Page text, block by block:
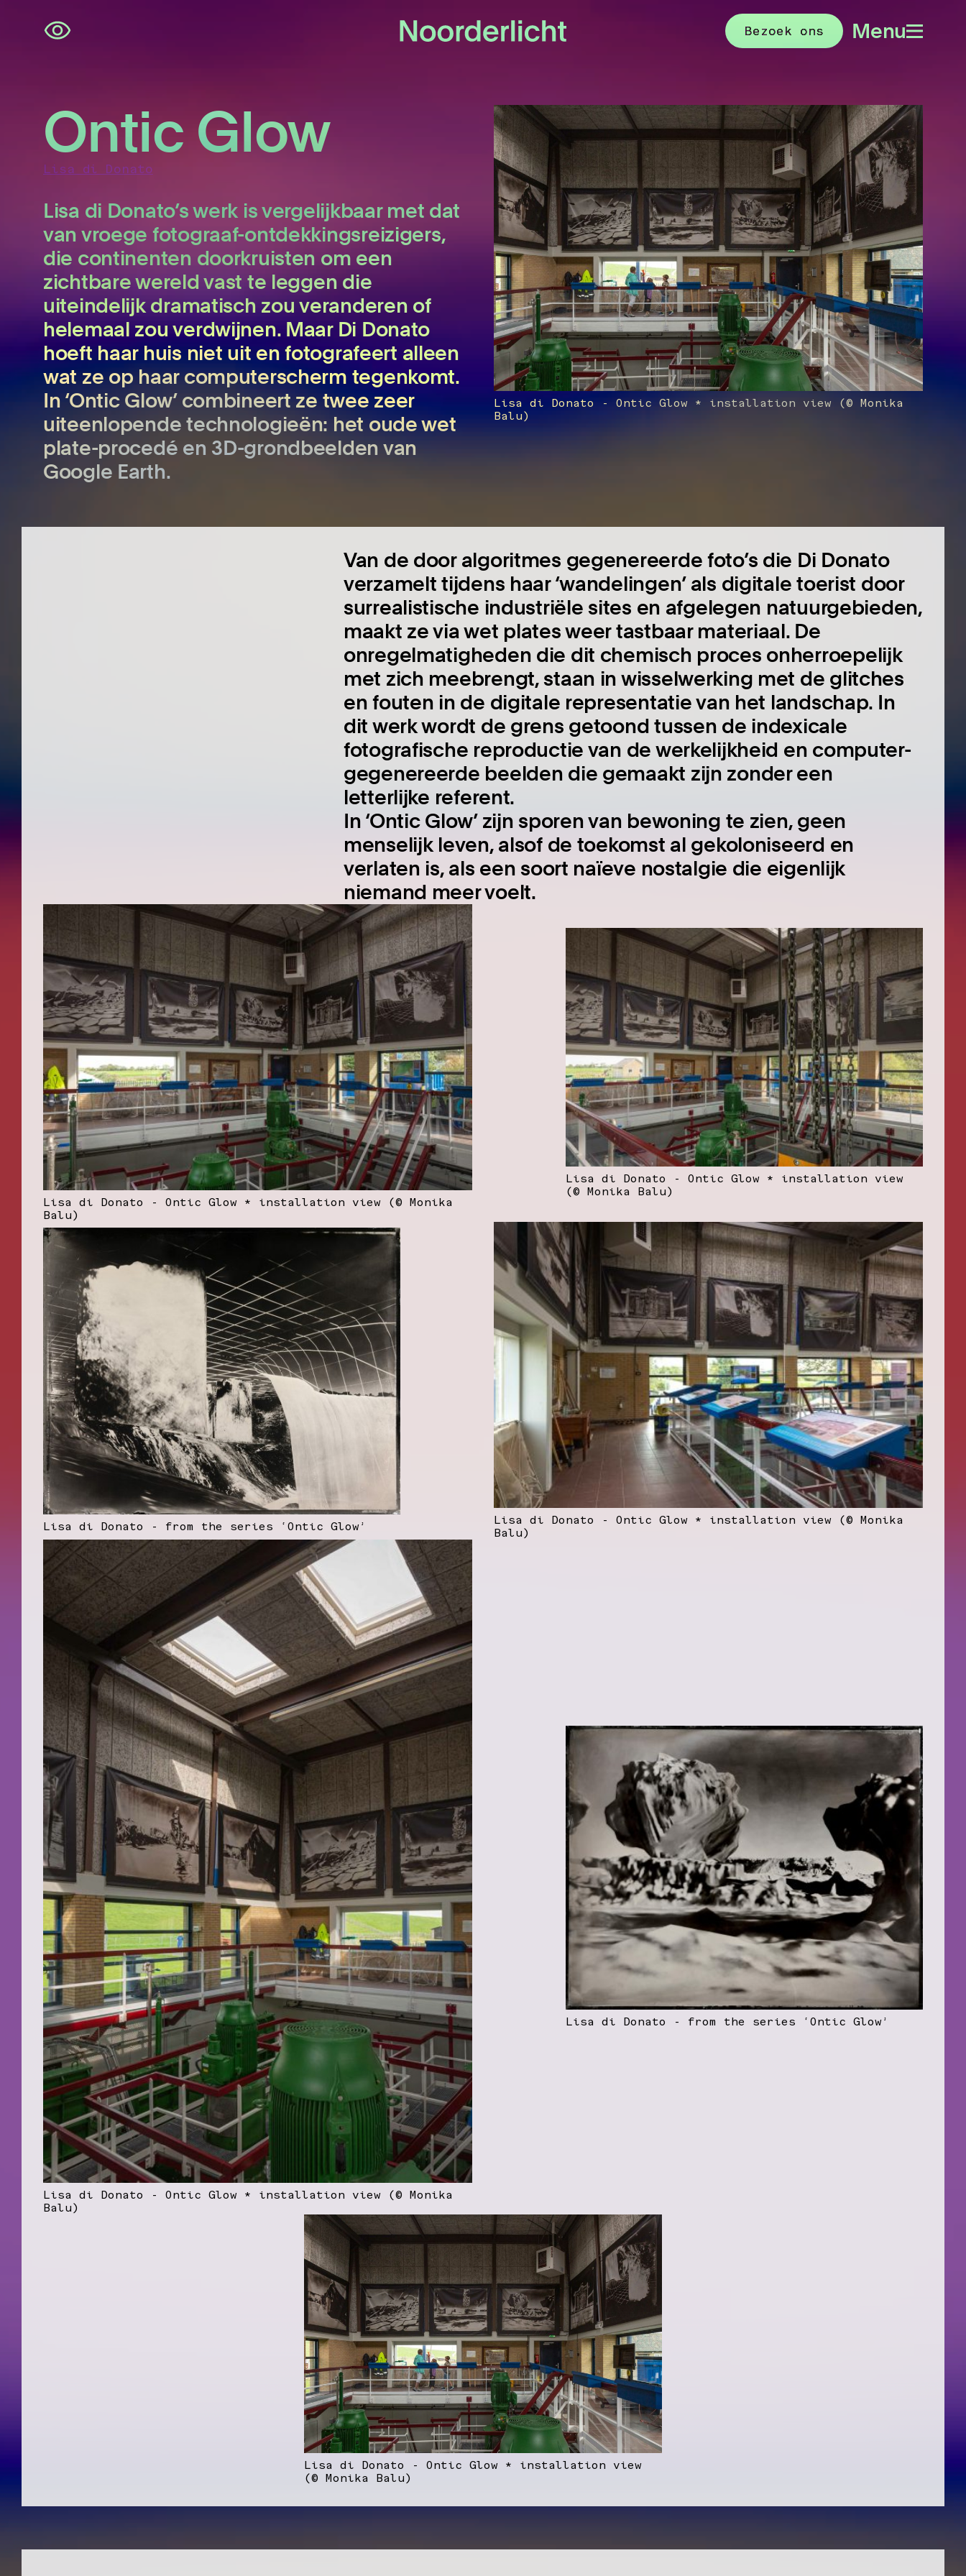
Navigatie
overslaan
Bezoek ons
Menu
Menu
Ontic Glow
Lisa di Donato
Lisa di Donato’s werk is vergelijkbaar met dat
van vroege fotograaf-ontdekkingsreizigers,
die continenten doorkruisten om een
zichtbare wereld vast te leggen die
uiteindelijk dramatisch zou veranderen of
helemaal zou verdwijnen. Maar Di Donato
hoeft haar huis niet uit en fotografeert alleen
wat ze op haar computerscherm tegenkomt.
In ‘Ontic Glow’ combineert ze twee zeer
uiteenlopende technologieën: het oude wet
plate-procedé en 3D-grondbeelden van
Google Earth.
Lisa di Donato - Ontic Glow * installation view (© Monika
Balu)
Van de door algoritmes gegenereerde foto’s die Di Donato
verzamelt tijdens haar ‘wandelingen’ als digitale toerist door
surrealistische industriële sites en afgelegen natuurgebieden,
maakt ze via wet plates weer tastbaar materiaal. De
onregelmatigheden die dit chemisch proces onherroepelijk
met zich meebrengt, staan in wisselwerking met de glitches
en fouten in de digitale representatie van het landschap. In
dit werk wordt de grens getoond tussen de indexicale
fotografische reproductie van de werkelijkheid en computer-
gegenereerde beelden die gemaakt zijn zonder een
letterlijke referent.
In ‘Ontic Glow’ zijn sporen van bewoning te zien, geen
menselijk leven, alsof de toekomst al gekoloniseerd en
verlaten is, als een soort naïeve nostalgie die eigenlijk
niemand meer voelt.
Lisa di Donato - Ontic Glow * installation view (© Monika
Balu)
Lisa di Donato - Ontic Glow * installation view
(© Monika Balu)
Lisa di Donato - from the series ‘Ontic Glow’
Lisa di Donato - Ontic Glow * installation view (© Monika
Balu)
Lisa di Donato - Ontic Glow * installation view (© Monika
Balu)
Lisa di Donato - from the series ‘Ontic Glow’
Lisa di Donato - Ontic Glow * installation view
(© Monika Balu)